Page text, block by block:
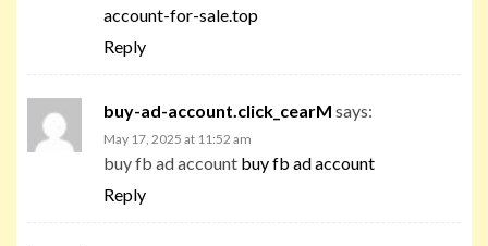
account-for-sale.top
Reply
buy-ad-account.click_cearM says:
May 17, 2025 at 11:52 am
buy fb ad account buy fb ad account
Reply